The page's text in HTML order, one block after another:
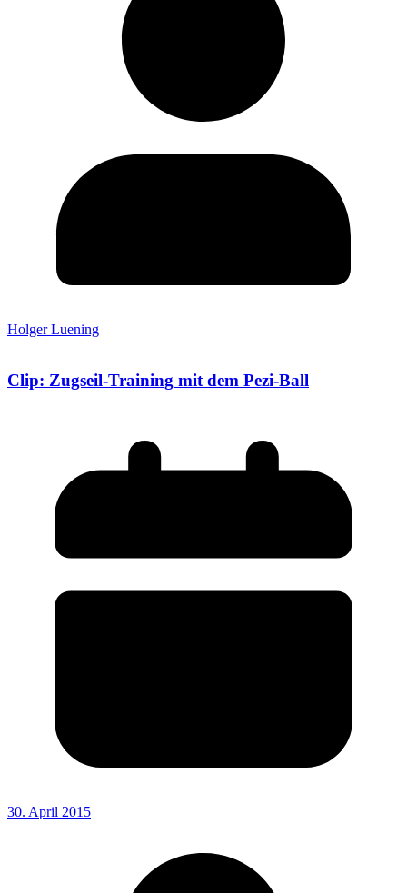
Holger Luening
Clip: Zugseil-Training mit dem Pezi-Ball
30. April 2015